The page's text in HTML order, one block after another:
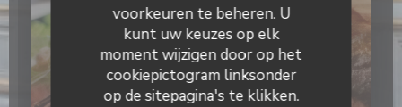
voorkeuren te beheren. U
kunt uw keuzes op elk
moment wijzigen door op het
cookiepictogram linksonder
op de sitepagina's te klikken.